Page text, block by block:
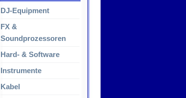
DJ-Equipment
FX &
Soundprozessoren
Hard- & Software
Instrumente
Kabel